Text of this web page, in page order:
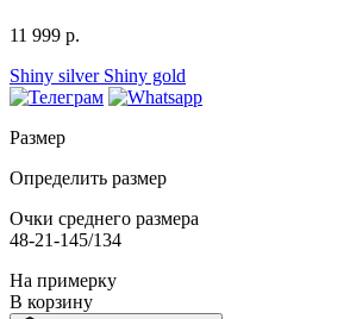
11 999 р.
Shiny silver Shiny gold
Размер
Определить размер
Очки среднего размера
48-21-145/134
На примерку
В корзину